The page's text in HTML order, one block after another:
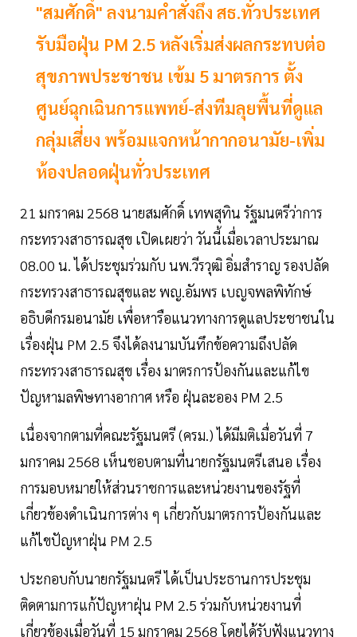
"สมศักดิ์" ลงนามคำสั่งถึง สธ.ทั่วประเทศ
รับมือฝุ่น PM 2.5 หลังเริ่มส่งผลกระทบต่อ
สุขภาพประชาชน เข้ม 5 มาตรการ ตั้ง
ศูนย์ฉุกเฉินการแพทย์-ส่งทีมลุยพื้นที่ดูแล
กลุ่มเสี่ยง พร้อมแจกหน้ากากอนามัย-เพิ่ม
ห้องปลอดฝุ่นทั่วประเทศ
21 มกราคม 2568 นายสมศักดิ์ เทพสุทิน รัฐมนตรีว่าการ
กระทรวงสาธารณสุข เปิดเผยว่า วันนี้เมื่อเวลาประมาณ
08.00 น. ได้ประชุมร่วมกับ นพ.วีรวุฒิ อิ่มสำราญ รองปลัด
กระทรวงสาธารณสุขและ พญ.อัมพร เบญจพลพิทักษ์
อธิบดีกรมอนามัย เพื่อหารือแนวทางการดูแลประชาชนใน
เรื่องฝุ่น PM 2.5 จึงได้ลงนามบันทึกข้อความถึงปลัด
กระทรวงสาธารณสุข เรื่อง มาตรการป้องกันและแก้ไข
ปัญหามลพิษทางอากาศ หรือ ฝุ่นละออง PM 2.5
เนื่องจากตามที่คณะรัฐมนตรี (ครม.) ได้มีมติเมื่อวันที่ 7
มกราคม 2568 เห็นชอบตามที่นายกรัฐมนตรีเสนอ เรื่อง
การมอบหมายให้ส่วนราชการและหน่วยงานของรัฐที่
เกี่ยวข้องดำเนินการต่าง ๆ เกี่ยวกับมาตรการป้องกันและ
แก้ไขปัญหาฝุ่น PM 2.5
ประกอบกับนายกรัฐมนตรี ได้เป็นประธานการประชุม
ติดตามการแก้ปัญหาฝุ่น PM 2.5 ร่วมกับหน่วยงานที่
เกี่ยวข้องเมื่อวันที่ 15 มกราคม 2568 โดยได้รับฟังแนวทาง